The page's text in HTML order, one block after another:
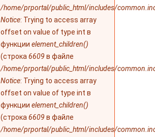
/home/prportal/public_html/includes/
Notice: Trying to access array
offset on value of type int в
функции element_children()
(строка 6609 в файле
/home/prportal/public_html/includes/
Notice: Trying to access array
offset on value of type int в
функции element_children()
(строка 6609 в файле
/home/prportal/public_html/includes/